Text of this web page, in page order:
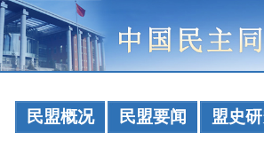
民盟概况 民盟要闻 盟史